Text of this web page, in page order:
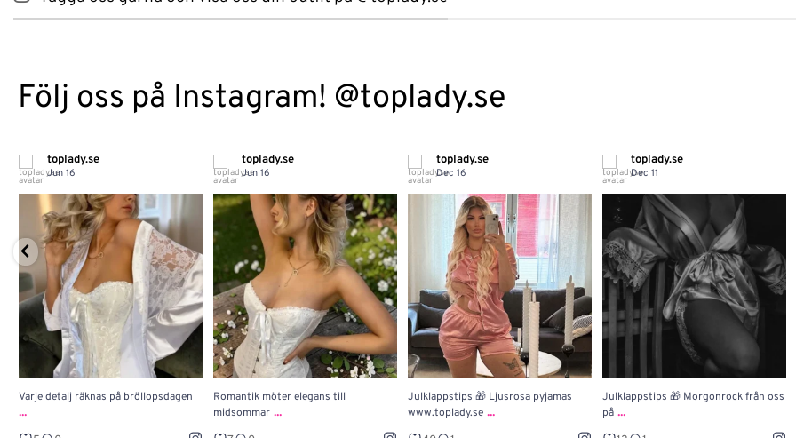
Följ oss på Instagram! @toplady.se
toplady.se
Jun 16
Varje detalj räknas på bröllopsdagen
...
toplady.se
Jun 16
Romantik möter elegans till
midsommar ...
toplady.se
Dec 16
Julklappstips 🎁 Ljusrosa pyjamas
www.toplady.se ...
toplady.se
Dec 11
Julklappstips 🎁 Morgonrock från oss
på ...